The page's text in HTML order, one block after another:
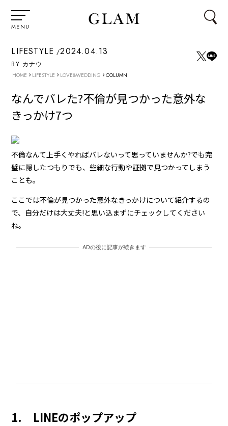
MENU
LIFESTYLE 2024.04.13
BY カナウ
HOME › LIFESTYLE › LOVE&WEDDING › COLUMN
なんでバレた?不倫が見つかった意外な
きっかけ7つ
不倫なんて上手くやればバレないって思っていませんか?でも完
璧に隠したつもりでも、些細な行動や証拠で見つかってしまう
ことも。
ここでは不倫が見つかった意外なきっかけについて紹介するの
で、自分だけは大丈夫!と思い込まずにチェックしてください
ね。
ADの後に記事が続きます
1. LINEのポップアップ